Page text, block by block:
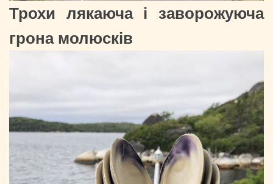
Трохи лякаюча і заворожуюча
грона молюсків